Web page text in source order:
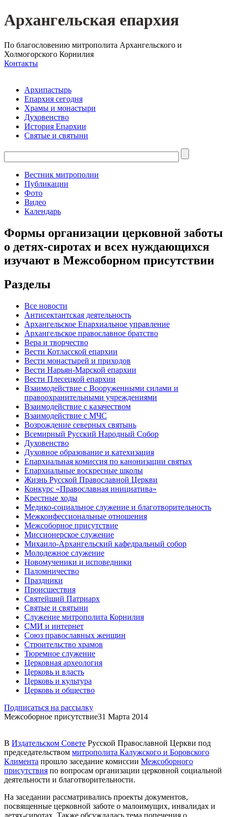
Архангельская епархия
По благословению митрополита Архангельского и
Холмогорского Корнилия
Контакты
Архипастырь
Епархия сегодня
Храмы и монастыри
Духовенство
История Епархии
Святые и святыни
Вестник митрополии
Публикации
Фото
Видео
Календарь
Формы организации церковной заботы
о детях-сиротах и всех нуждающихся
изучают в Межсоборном присутствии
Разделы
Все новости
Антисектантская деятельность
Архангельское Епархиальное управление
Архангельское православное братство
Вера и творчество
Вести Котласской епархии
Вести монастырей и приходов
Вести Нарьян-Марской епархии
Вести Плесецкой епархии
Взаимодействие с Вооруженными силами и
правоохранительными учреждениями
Взаимодействие с казачеством
Взаимодействие с МЧС
Возрождение северных святынь
Всемирный Русский Народный Собор
Духовенство
Духовное образование и катехизация
Епархиальная комиссия по канонизации святых
Епархиальные воскресные школы
Жизнь Русской Православной Церкви
Конкурс «Православная инициатива»
Крестные ходы
Медико-социальное служение и благотворительность
Межконфессиональные отношения
Межсоборное присутствие
Миссионерское служение
Михаило-Архангельский кафедральный собор
Молодежное служение
Новомученики и исповедники
Паломничество
Праздники
Происшествия
Святейший Патриарх
Святые и святыни
Служение митрополита Корнилия
СМИ и интернет
Союз православных женщин
Строительство храмов
Тюремное служение
Церковная археология
Церковь и власть
Церковь и культура
Церковь и общество
Подписаться на рассылку
Межсоборное присутствие31 Марта 2014
В Издательском Совете Русской Православной Церкви под
председательством митрополита Калужского и Боровского
Климента прошло заседание комиссии Межсоборного
присутствия по вопросам организации церковной социальной
деятельности и благотворительности.
На заседании рассматривались проекты документов,
посвященные церковной заботе о малоимущих, инвалидах и
детях-сиротах. Также обсуждалась тема попечения о